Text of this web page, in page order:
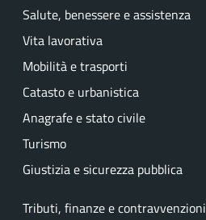
Salute, benessere e assistenza
Vita lavorativa
Mobilità e trasporti
Catasto e urbanistica
Anagrafe e stato civile
Turismo
Giustizia e sicurezza pubblica
Tributi, finanze e contravvenzioni